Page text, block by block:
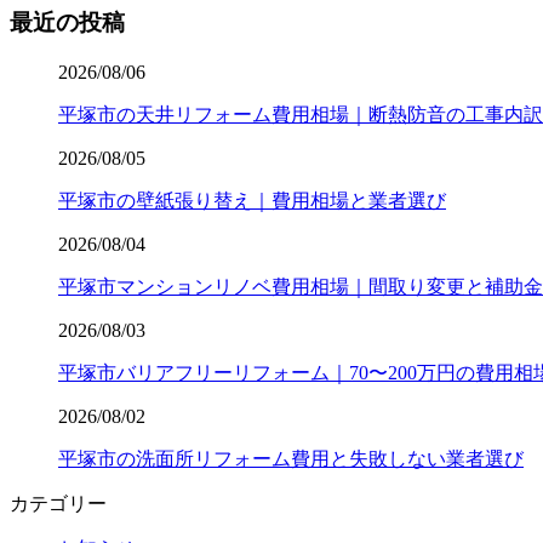
最近の投稿
2026/08/06
平塚市の天井リフォーム費用相場｜断熱防音の工事内訳
2026/08/05
平塚市の壁紙張り替え｜費用相場と業者選び
2026/08/04
平塚市マンションリノベ費用相場｜間取り変更と補助
2026/08/03
平塚市バリアフリーリフォーム｜70〜200万円の費用相
2026/08/02
平塚市の洗面所リフォーム費用と失敗しない業者選び
カテゴリー